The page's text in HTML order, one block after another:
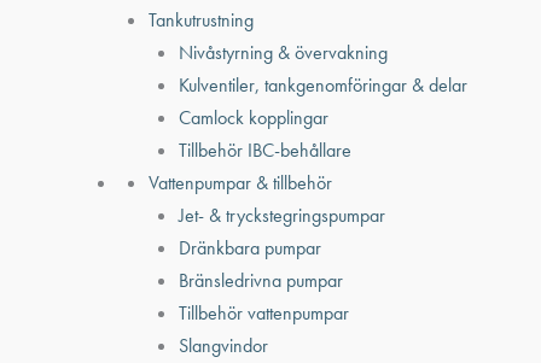
Tankutrustning
Nivåstyrning & övervakning
Kulventiler, tankgenomföringar & delar
Camlock kopplingar
Tillbehör IBC-behållare
Vattenpumpar & tillbehör
Jet- & tryckstegringspumpar
Dränkbara pumpar
Bränsledrivna pumpar
Tillbehör vattenpumpar
Slangvindor